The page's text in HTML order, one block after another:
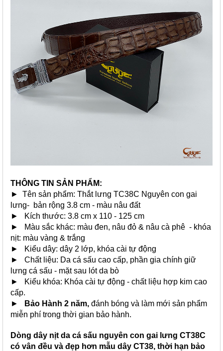
THÔNG TIN SẢN PHẨM:
► Tên sản phẩm: Thắt lưng TC38C Nguyên con gai
lưng- bản rộng 3.8 cm - màu nâu đất
► Kích thước: 3.8 cm x 110 - 125 cm
► Màu sắc khác: màu đen, nâu đỏ & nâu cà phê - khóa
nịt: màu vàng & trắng
► Kiểu dây: dây 2 lớp, khóa cài tự động
► Chất liệu: Da cá sấu cao cấp, phần gia chính giữ
lưng cá sấu - mặt sau lót da bò
► Kiểu khóa: Khóa cài tự động - chất liệu hợp kim cao
cấp.
►
Bảo Hành 2 năm, đánh bóng và làm mới sản phẩm
miễn phí trong thời gian bảo hành.
Dòng dây nịt da cá sấu nguyên con gai lưng CT38C
có vân đều và đẹp hơn mẫu dây CT38, thời hạn bảo